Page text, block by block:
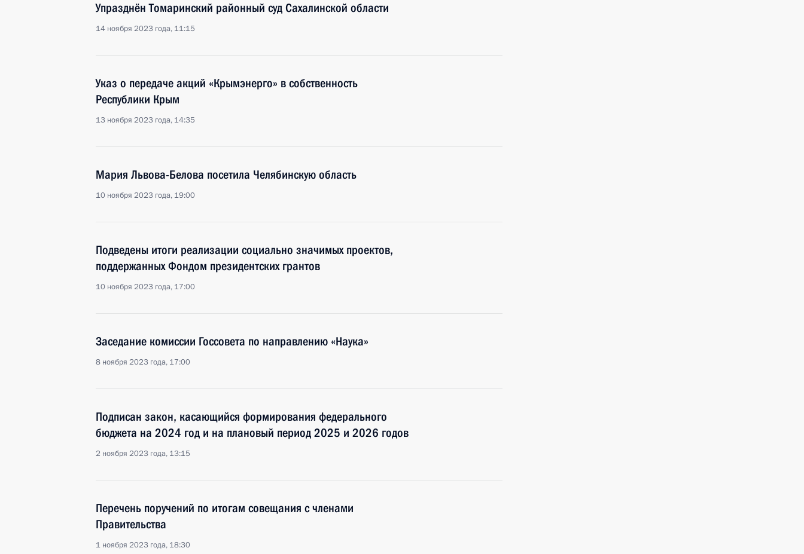
Упразднён Томаринский районный суд Сахалинской области
14 ноября 2023 года, 11:15
Указ о передаче акций «Крымэнерго» в собственность
Республики Крым
13 ноября 2023 года, 14:35
Мария Львова-Белова посетила Челябинскую область
10 ноября 2023 года, 19:00
Подведены итоги реализации социально значимых проектов,
поддержанных Фондом президентских грантов
10 ноября 2023 года, 17:00
Заседание комиссии Госсовета по направлению «Наука»
8 ноября 2023 года, 17:00
Подписан закон, касающийся формирования федерального
бюджета на 2024 год и на плановый период 2025 и 2026 годов
2 ноября 2023 года, 13:15
Перечень поручений по итогам совещания с членами
Правительства
1 ноября 2023 года, 18:30